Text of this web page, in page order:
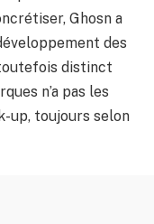
Ghosn a
des
distinct
n’a pas les
up, toujours selon